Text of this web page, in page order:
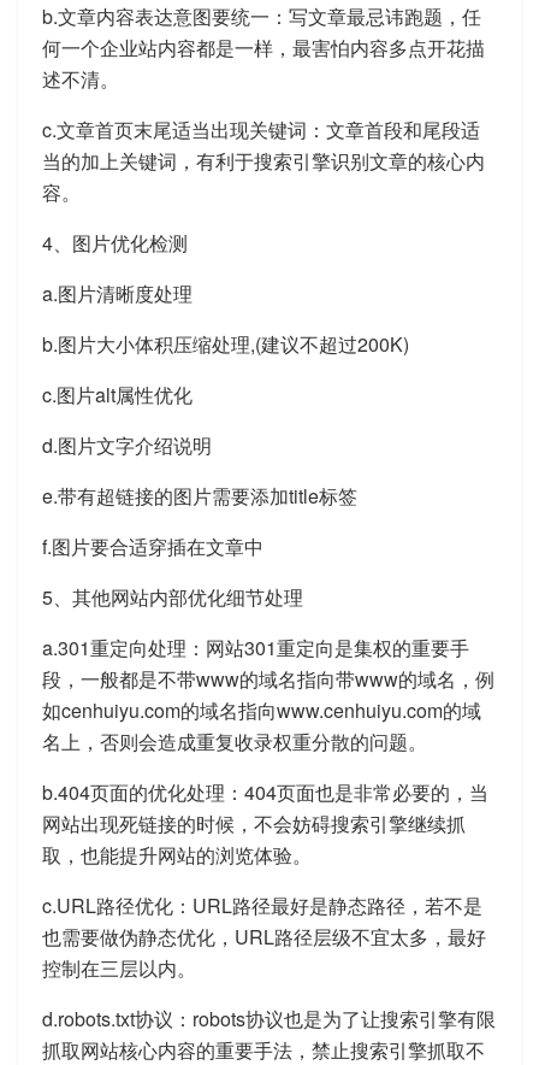
b.文章内容表达意图要统一：写文章最忌讳跑题，任
何一个企业站内容都是一样，最害怕内容多点开花描
述不清。
c.文章首页末尾适当出现关键词：文章首段和尾段适
当的加上关键词，有利于搜索引擎识别文章的核心内
容。
4、图片优化检测
a.图片清晰度处理
b.图片大小体积压缩处理,(建议不超过200K)
c.图片alt属性优化
d.图片文字介绍说明
e.带有超链接的图片需要添加title标签
f.图片要合适穿插在文章中
5、其他网站内部优化细节处理
a.301重定向处理：网站301重定向是集权的重要手
段，一般都是不带www的域名指向带www的域名，例
如cenhuiyu.com的域名指向www.cenhuiyu.com的域
名上，否则会造成重复收录权重分散的问题。
b.404页面的优化处理：404页面也是非常必要的，当
网站出现死链接的时候，不会妨碍搜索引擎继续抓
取，也能提升网站的浏览体验。
c.URL路径优化：URL路径最好是静态路径，若不是
也需要做伪静态优化，URL路径层级不宜太多，最好
控制在三层以内。
d.robots.txt协议：robots协议也是为了让搜索引擎有限
抓取网站核心内容的重要手法，禁止搜索引擎抓取不